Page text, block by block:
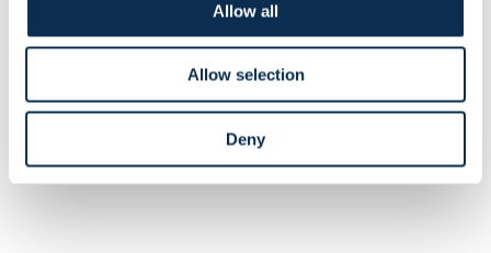
Allow all
Allow selection
Deny